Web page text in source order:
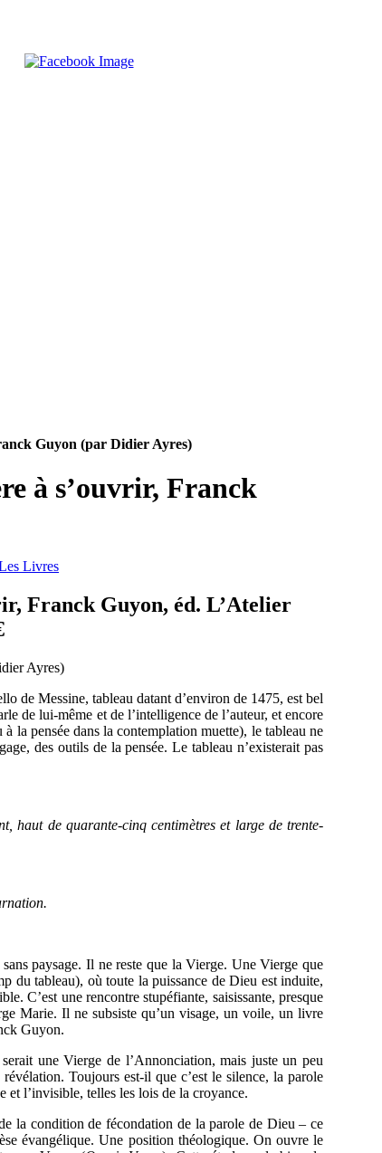
Guyon (par Didier Ayres)
à s’ouvrir, Franck
Livres
Franck Guyon, éd. L’Atelier
de Messine, tableau datant d’environ de 1475, est bel
de lui-même et de l’intelligence de l’auteur, et encore
la pensée dans la contemplation muette), le tableau ne
des outils de la pensée. Le tableau n’existerait pas
haut de quarante-cinq centimètres et large de trente-
paysage. Il ne reste que la Vierge. Une Vierge que
du tableau), où toute la puissance de Dieu est induite,
C’est une rencontre stupéfiante, saisissante, presque
Marie. Il ne subsiste qu’un visage, un voile, un livre
Guyon.
une Vierge de l’Annonciation, mais juste un peu
Toujours est-il que c’est le silence, la parole
et l’invisible, telles les lois de la croyance.
la condition de fécondation de la parole de Dieu – ce
évangélique. Une position théologique. On ouvre le